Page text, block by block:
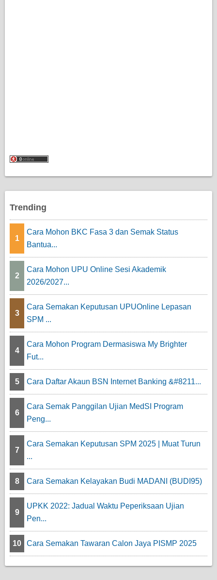
Trending
1
Cara Mohon BKC Fasa 3 dan Semak Status
Bantua...
2
Cara Mohon UPU Online Sesi Akademik
2026/2027...
3
Cara Semakan Keputusan UPUOnline Lepasan
SPM ...
4
Cara Mohon Program Dermasiswa My Brighter
Fut...
5 Cara Daftar Akaun BSN Internet Banking &#8211...
6
Cara Semak Panggilan Ujian MedSI Program
Peng...
7
Cara Semakan Keputusan SPM 2025 | Muat Turun
...
8 Cara Semakan Kelayakan Budi MADANI (BUDI95)
9
UPKK 2022: Jadual Waktu Peperiksaan Ujian
Pen...
10 Cara Semakan Tawaran Calon Jaya PISMP 2025